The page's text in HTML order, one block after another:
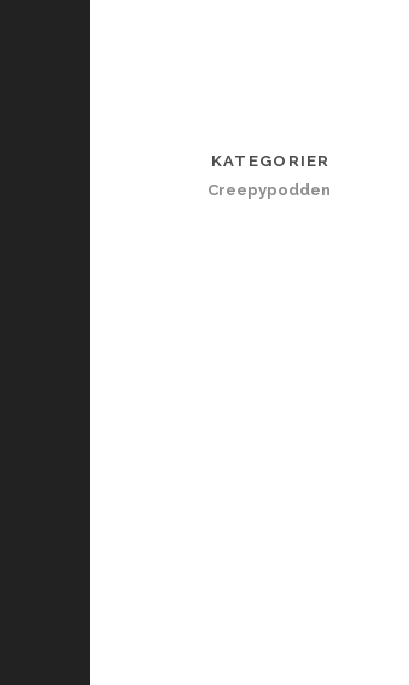
KATEGORIER
Creepypodden